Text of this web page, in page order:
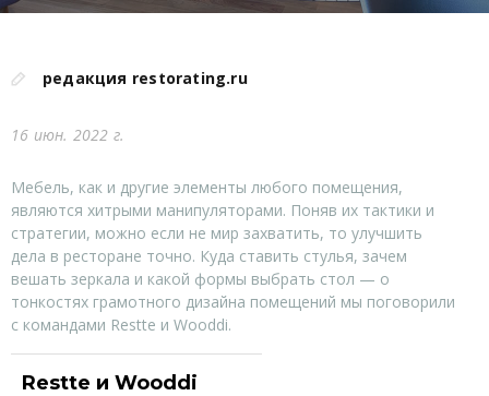
редакция restorating.ru
16 июн. 2022 г.
Мебель, как и другие элементы любого помещения,
являются хитрыми манипуляторами. Поняв их тактики и
стратегии, можно если не мир захватить, то улучшить
дела в ресторане точно. Куда ставить стулья, зачем
вешать зеркала и какой формы выбрать стол — о
тонкостях грамотного дизайна помещений мы поговорили
с командами Restte и Wooddi.
Restte и Wooddi